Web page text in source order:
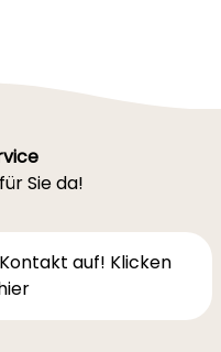
Sie da!
auf! Klicken